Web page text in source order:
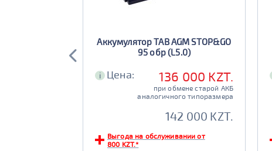
Аккумулятор TAB AGM STOP&GO
95 обр (L5.0)
i Цена: 136 000 KZT.
при обмене старой АКБ
аналогичного типоразмера
142 000 KZT.
Выгода на обслуживании от
800 KZT.*